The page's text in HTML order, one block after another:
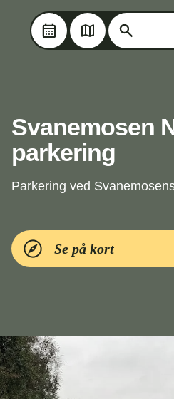
Skip til
Søg på
Søg på
Svanemosen
parkering
Parkering ved
Se på kort